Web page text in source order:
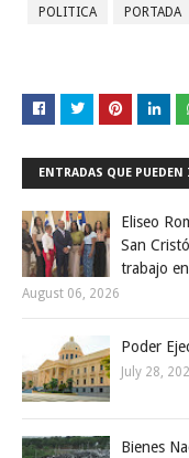
POLITICA PORTADA
ENTRADAS QUE
Eliseo
San
trabajo
August 06, 2026
Poder
July 28,
Bienes